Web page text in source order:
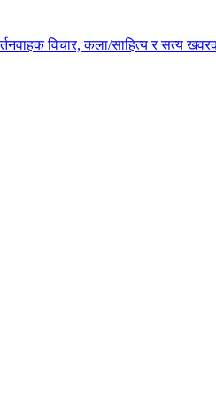
विचार, कला/साहित्य र सत्य